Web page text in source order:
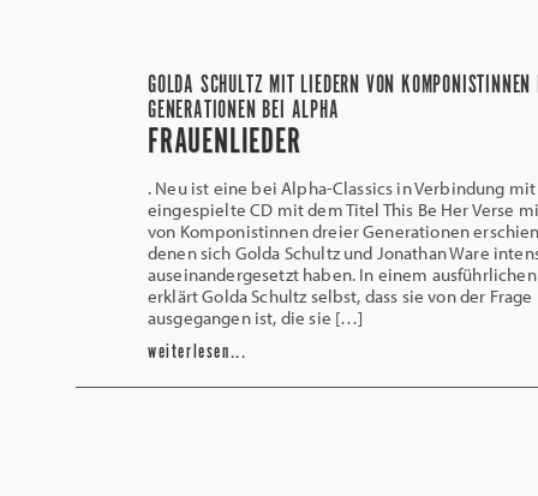
GOLDA SCHULTZ MIT LIEDERN VON KOMPONISTINNEN
GENERATIONEN BEI ALPHA
FRAUENLIEDER
. Neu ist eine bei Alpha-Classics in Verbindung mit
eingespielte CD mit dem Titel This Be Her Verse
von Komponistinnen dreier Generationen
denen sich Golda Schultz und Jonathan Ware
auseinandergesetzt haben. In einem
erklärt Golda Schultz selbst, dass sie von der Frage
ausgegangen ist, die sie […]
weiterlesen...